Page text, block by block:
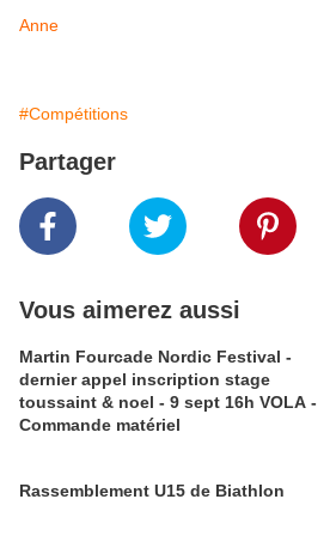
Anne
#Compétitions
Partager
Vous aimerez aussi
Martin Fourcade Nordic Festival -
dernier appel inscription stage
toussaint & noel - 9 sept 16h VOLA -
Commande matériel
Rassemblement U15 de Biathlon